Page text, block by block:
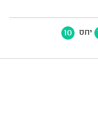
יחס 10